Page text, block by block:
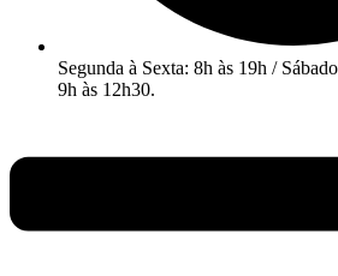
Segunda à Sexta: 8h às 19h /
9h às 12h30.